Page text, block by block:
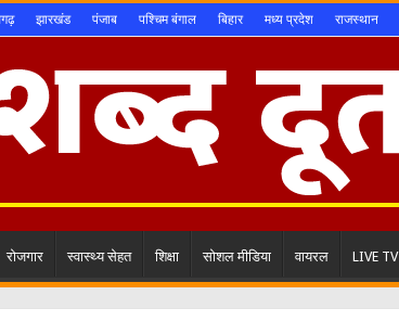
झारखंड पंजाब पश्चिम बंगाल बिहार मध्य प्रदेश राजस्थान
रोजगार स्वास्थ्य सेहत शिक्षा सोशल मीडिया वायरल LIVE TV